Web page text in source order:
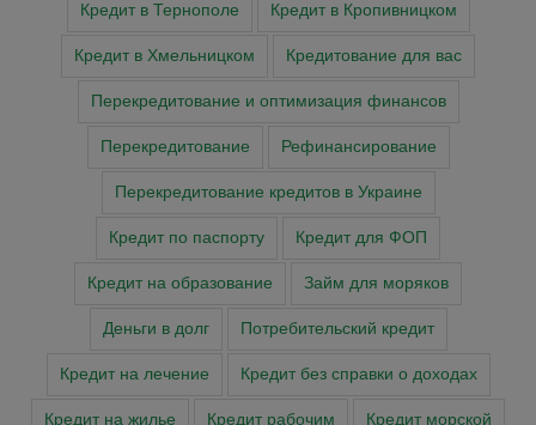
Кредит в Тернополе Кредит в Кропивницком
Кредит в Хмельницком Кредитование для вас
Перекредитование и оптимизация финансов
Перекредитование Рефинансирование
Перекредитование кредитов в Украине
Кредит по паспорту Кредит для ФОП
Кредит на образование Займ для моряков
Деньги в долг Потребительский кредит
Кредит на лечение Кредит без справки о доходах
Кредит на жилье Кредит рабочим Кредит морской